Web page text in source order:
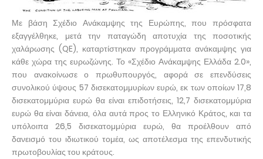
Με βάση Σχέδιο Ανάκαμψης της Ευρώπης, που πρόσφατα
εξαγγέλθηκε, μετά την παταγώδη αποτυχία της ποσοτικής
χαλάρωσης (QE), καταρτίστηκαν προγράμματα ανάκαμψης για
κάθε χώρα της ευρωζώνης. Το «Σχέδιο Ανάκαμψης Ελλάδα 2.0»,
που ανακοίνωσε ο πρωθυπουργός, αφορά σε επενδύσεις
συνολικού ύψους 57 δισεκατομμυρίων ευρώ, εκ των οποίων 17,8
δισεκατομμύρια ευρώ θα είναι επιδοτήσεις, 12,7 δισεκατομμύρια
ευρώ θα είναι δάνεια, όλα αυτά προς το Ελληνικό Κράτος, και τα
υπόλοιπα 26,5 δισεκατομμύρια ευρώ, θα προέλθουν από
δανεισμό του ιδιωτικού τομέα, ως αποτέλεσμα της επενδυτικής
πρωτοβουλίας του κράτους.